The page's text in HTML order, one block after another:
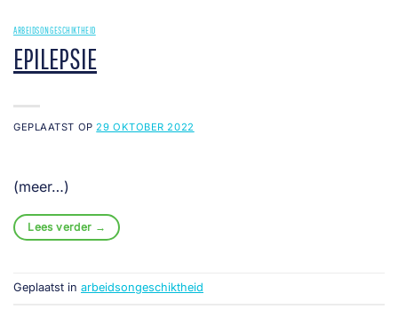
ARBEIDSONGESCHIKTHEID
EPILEPSIE
GEPLAATST OP29 OKTOBER 2022
(meer…)
Lees verder →
Geplaatst in arbeidsongeschiktheid